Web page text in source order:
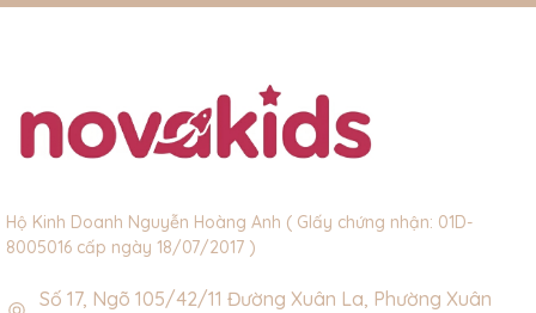
Hộ Kinh Doanh Nguyễn Hoàng Anh ( GIấy chứng nhận: 01D-
8005016 cấp ngày 18/07/2017 )
Số 17, Ngõ 105/42/11 Đường Xuân La, Phường Xuân